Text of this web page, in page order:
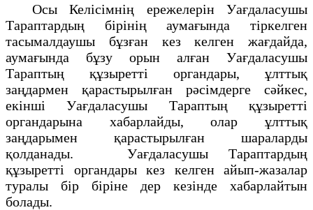
Осы Келiсiмнiң ережелерiн Уағдаласушы
Тараптардың бiрiнiң аумағында тiркелген
тасымалдаушы бұзған кез келген жағдайда,
аумағында бұзу орын алған Уағдаласушы
Тараптың құзыреттi органдары, ұлттық
заңдармен қарастырылған рәсiмдерге сәйкес,
екiншi Уағдаласушы Тараптың құзыреттi
органдарына хабарлайды, олар ұлттық
заңдарымен қарастырылған шараларды
қолданады. Уағдаласушы Тараптардың
құзыреттi органдары кез келген айып-жазалар
туралы бiр бiрiне дер кезiнде хабарлайтын
болады.